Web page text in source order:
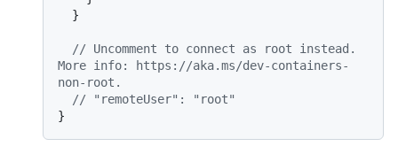
}
// Uncomment to connect as root instead.
More info: https://aka.ms/dev-containers-
non-root.
// "remoteUser": "root"
}